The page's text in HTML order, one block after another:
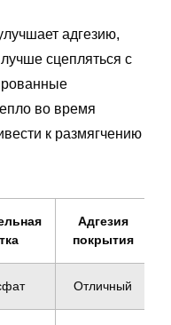
адгезию,
сцепляться с
во время
к размягчению
Адгезия
покрытия
Отличный